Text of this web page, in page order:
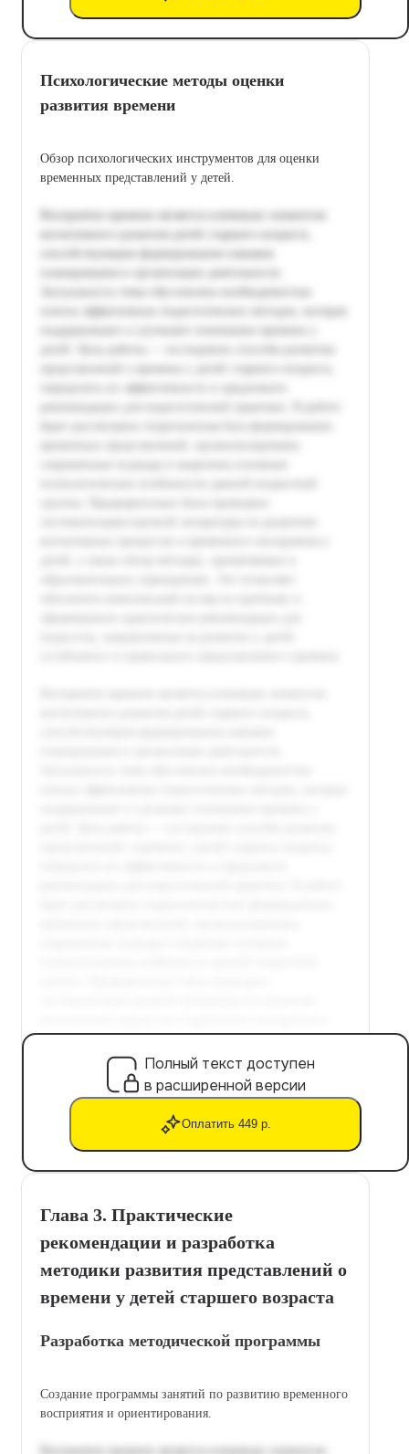
Психологические методы оценки
развития времени
Обзор психологических инструментов для оценки
временных представлений у детей.
Полный текст доступен
в расширенной версии
Оплатить 449 р.
Глава 3. Практические
рекомендации и разработка
методики развития представлений о
времени у детей старшего возраста
Разработка методической программы
Создание программы занятий по развитию временного
восприятия и ориентирования.